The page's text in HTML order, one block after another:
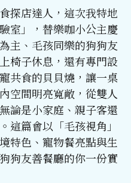
探店達人，這次我特地
室」，替樂咖小公主慶
主、毛孩同樂的狗狗友
椅子休息，還有專門設
共食的貝貝燒，讓一桌
空間明亮寬敞，從雙人
論是小家庭、親子客還
這篇會以「毛孩視角」
特色、寵物餐亮點與生
狗友善餐廳的你一份實